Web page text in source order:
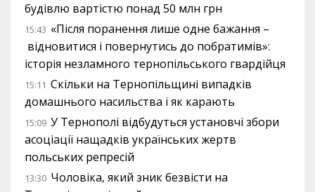
будівлю вартістю понад 50 млн грн
15:43 «Після поранення лише одне бажання –
відновитися і повернутись до побратимів»:
історія незламного тернопільського гвардійця
15:11 Скільки на Тернопільщині випадків
домашнього насильства і як карають
15:09 У Тернополі відбудуться установчі збори
асоціації нащадків українських жертв
польських репресій
13:30 Чоловіка, який зник безвісти на